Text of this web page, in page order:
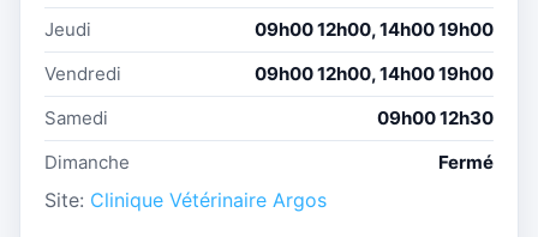
Jeudi
09h00 12h00, 14h00 19h00
Vendredi
09h00 12h00, 14h00 19h00
Samedi
09h00 12h30
Dimanche
Fermé
Site: Clinique Vétérinaire Argos